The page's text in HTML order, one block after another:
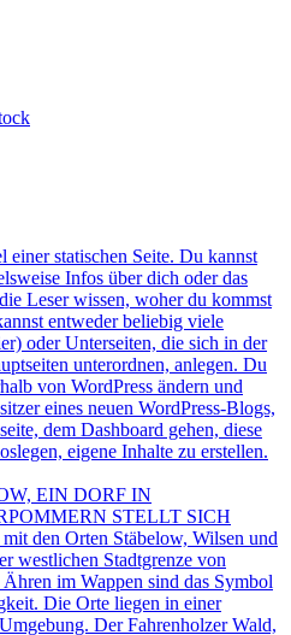
einer statischen Seite. Du kannst
Infos über dich oder das
Leser wissen, woher du kommst
entweder beliebig viele
oder Unterseiten, die sich in der
unterordnen, anlegen. Du
von WordPress ändern und
eines neuen WordPress-Blogs,
dem Dashboard gehen, diese
eigene Inhalte zu erstellen.
EIN DORF IN
STELLT SICH
den Orten Stäbelow, Wilsen und
westlichen Stadtgrenze von
im Wappen sind das Symbol
Die Orte liegen in einer
Der Fahrenholzer Wald,